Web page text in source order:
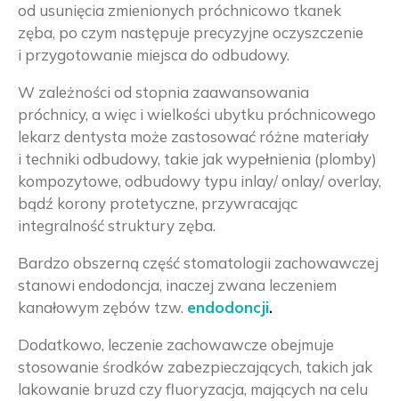
od usunięcia zmienionych próchnicowo tkanek
zęba, po czym następuje precyzyjne oczyszczenie
i przygotowanie miejsca do odbudowy.
W zależności od stopnia zaawansowania
próchnicy, a więc i wielkości ubytku próchnicowego
lekarz dentysta może zastosować różne materiały
i techniki odbudowy, takie jak wypełnienia (plomby)
kompozytowe, odbudowy typu inlay/ onlay/ overlay,
bądź korony protetyczne, przywracając
integralność struktury zęba.
Bardzo obszerną część stomatologii zachowawczej
stanowi endodoncja, inaczej zwana leczeniem
kanałowym zębów tzw. endodoncji.
Dodatkowo, leczenie zachowawcze obejmuje
stosowanie środków zabezpieczających, takich jak
lakowanie bruzd czy fluoryzacja, mających na celu